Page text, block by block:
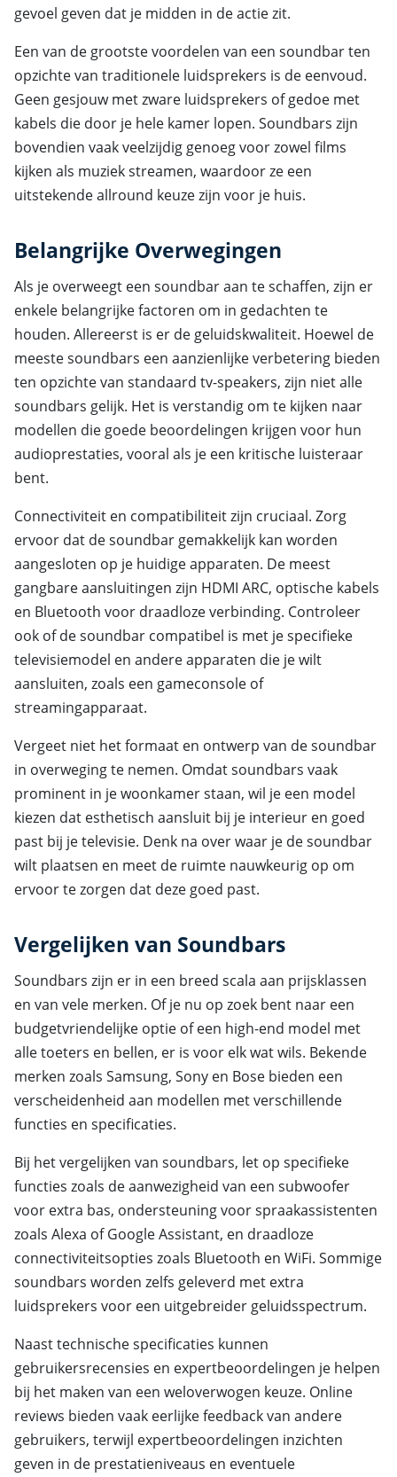
gevoel geven dat je midden in de actie zit.
Een van de grootste voordelen van een soundbar ten
opzichte van traditionele luidsprekers is de eenvoud.
Geen gesjouw met zware luidsprekers of gedoe met
kabels die door je hele kamer lopen. Soundbars zijn
bovendien vaak veelzijdig genoeg voor zowel films
kijken als muziek streamen, waardoor ze een
uitstekende allround keuze zijn voor je huis.
Belangrijke Overwegingen
Als je overweegt een soundbar aan te schaffen, zijn er
enkele belangrijke factoren om in gedachten te
houden. Allereerst is er de geluidskwaliteit. Hoewel de
meeste soundbars een aanzienlijke verbetering bieden
ten opzichte van standaard tv-speakers, zijn niet alle
soundbars gelijk. Het is verstandig om te kijken naar
modellen die goede beoordelingen krijgen voor hun
audioprestaties, vooral als je een kritische luisteraar
bent.
Connectiviteit en compatibiliteit zijn cruciaal. Zorg
ervoor dat de soundbar gemakkelijk kan worden
aangesloten op je huidige apparaten. De meest
gangbare aansluitingen zijn HDMI ARC, optische kabels
en Bluetooth voor draadloze verbinding. Controleer
ook of de soundbar compatibel is met je specifieke
televisiemodel en andere apparaten die je wilt
aansluiten, zoals een gameconsole of
streamingapparaat.
Vergeet niet het formaat en ontwerp van de soundbar
in overweging te nemen. Omdat soundbars vaak
prominent in je woonkamer staan, wil je een model
kiezen dat esthetisch aansluit bij je interieur en goed
past bij je televisie. Denk na over waar je de soundbar
wilt plaatsen en meet de ruimte nauwkeurig op om
ervoor te zorgen dat deze goed past.
Vergelijken van Soundbars
Soundbars zijn er in een breed scala aan prijsklassen
en van vele merken. Of je nu op zoek bent naar een
budgetvriendelijke optie of een high-end model met
alle toeters en bellen, er is voor elk wat wils. Bekende
merken zoals Samsung, Sony en Bose bieden een
verscheidenheid aan modellen met verschillende
functies en specificaties.
Bij het vergelijken van soundbars, let op specifieke
functies zoals de aanwezigheid van een subwoofer
voor extra bas, ondersteuning voor spraakassistenten
zoals Alexa of Google Assistant, en draadloze
connectiviteitsopties zoals Bluetooth en WiFi. Sommige
soundbars worden zelfs geleverd met extra
luidsprekers voor een uitgebreider geluidsspectrum.
Naast technische specificaties kunnen
gebruikersrecensies en expertbeoordelingen je helpen
bij het maken van een weloverwogen keuze. Online
reviews bieden vaak eerlijke feedback van andere
gebruikers, terwijl expertbeoordelingen inzichten
geven in de prestatieniveaus en eventuele